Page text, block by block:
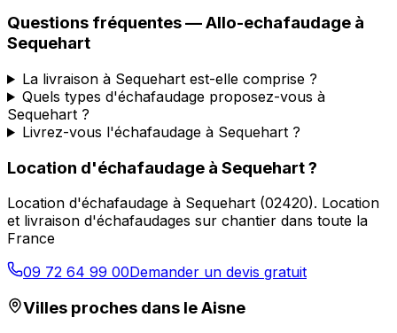
Questions fréquentes —Allo-echafaudage à
Sequehart
La livraison à Sequehart est-elle comprise ?
Quels types d'échafaudage proposez-vous à
Sequehart ?
Livrez-vous l'échafaudage à Sequehart ?
Location d'échafaudage à Sequehart?
Location d'échafaudage à Sequehart (02420). Location
et livraison d'échafaudages sur chantier dans toute la
France
09 72 64 99 00Demander un devis gratuit
Villes proches dans leAisne